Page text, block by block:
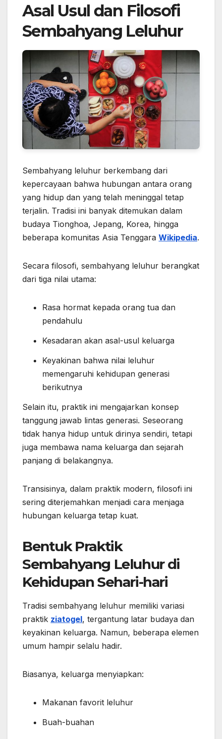
Asal Usul dan Filosofi
Sembahyang Leluhur
Sembahyang leluhur berkembang dari
kepercayaan bahwa hubungan antara orang
yang hidup dan yang telah meninggal tetap
terjalin. Tradisi ini banyak ditemukan dalam
budaya Tionghoa, Jepang, Korea, hingga
beberapa komunitas Asia Tenggara Wikipedia.
Secara filosofi, sembahyang leluhur berangkat
dari tiga nilai utama:
Rasa hormat kepada orang tua dan
pendahulu
Kesadaran akan asal-usul keluarga
Keyakinan bahwa nilai leluhur
memengaruhi kehidupan generasi
berikutnya
Selain itu, praktik ini mengajarkan konsep
tanggung jawab lintas generasi. Seseorang
tidak hanya hidup untuk dirinya sendiri, tetapi
juga membawa nama keluarga dan sejarah
panjang di belakangnya.
Transisinya, dalam praktik modern, filosofi ini
sering diterjemahkan menjadi cara menjaga
hubungan keluarga tetap kuat.
Bentuk Praktik
Sembahyang Leluhur di
Kehidupan Sehari-hari
Tradisi sembahyang leluhur memiliki variasi
praktik ziatogel, tergantung latar budaya dan
keyakinan keluarga. Namun, beberapa elemen
umum hampir selalu hadir.
Biasanya, keluarga menyiapkan:
Makanan favorit leluhur
Buah-buahan